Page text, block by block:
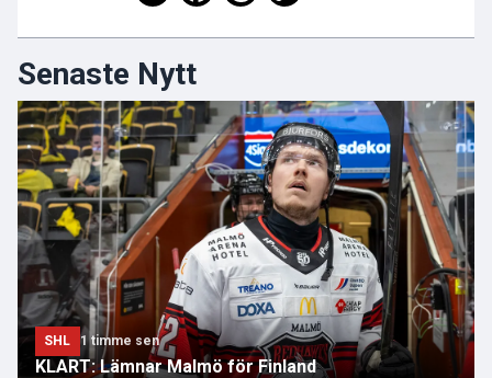
Senaste Nytt
SHL 1 timme sen
KLART: Lämnar Malmö för Finland